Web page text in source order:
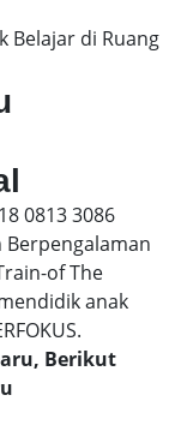
Belajar di Ruang
0813 3086
of The
anak
Berikut